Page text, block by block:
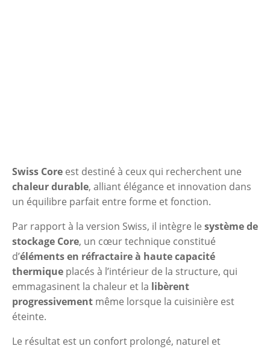
Swiss Core est destiné à ceux qui recherchent une
chaleur durable, alliant élégance et innovation dans
un équilibre parfait entre forme et fonction.
Par rapport à la version Swiss, il intègre le système de
stockage Core, un cœur technique constitué
d’éléments en réfractaireà haute capacité
thermique placés à l’intérieur de la structure, qui
emmagasinent la chaleur et la libèrent
progressivement même lorsque la cuisinière est
éteinte.
Le résultat est un confort prolongé, naturel et